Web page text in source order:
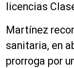
licencias
Martínez
sanitaria, en
prorroga por